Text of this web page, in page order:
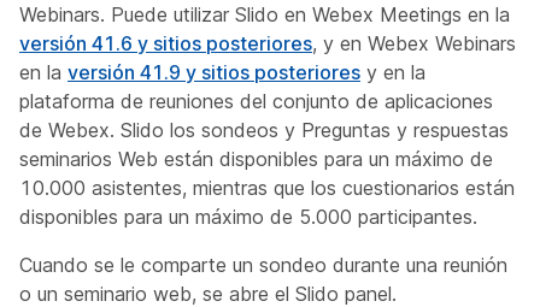
Webinars. Puede utilizar Slido en Webex Meetings en la
versión 41.6 y sitios posteriores, y en Webex Webinars
en la versión 41.9 y sitios posteriores y en la
plataforma de reuniones del conjunto de aplicaciones
de Webex. Slido los sondeos y Preguntas y respuestas
seminarios Web están disponibles para un máximo de
10.000 asistentes, mientras que los cuestionarios están
disponibles para un máximo de 5.000 participantes.
Cuando se le comparte un sondeo durante una reunión
o un seminario web, se abre el Slido panel.